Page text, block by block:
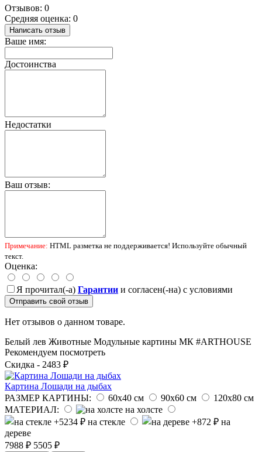
Отзывов: 0
Средняя оценка: 0
Написать отзыв
Ваше имя:
Достоинства
Недостатки
Ваш отзыв:
Примечание: HTML разметка не поддерживается! Используйте обычный
текст.
Оценка:
Я прочитал(-а) Гарантии и согласен(-на) с условиями
Отправить свой отзыв
Нет отзывов о данном товаре.
Белый лев Животные Модульные картины МК #ARTHOUSE
Рекомендуем посмотреть
Скидка - 2483 ₽
Картина Лошади на дыбах
РАЗМЕР КАРТИНЫ:
60х40 см 90х60 см
120х80 см
МАТЕРИАЛ:
на холсте
на стекле
на
дереве
7988 ₽ 5505 ₽